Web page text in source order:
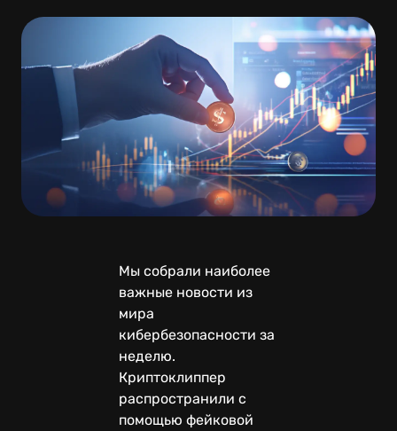
Мы собрали наиболее
важные новости из
мира
кибербезопасности за
неделю.
Криптоклиппер
распространили с
помощью фейковой